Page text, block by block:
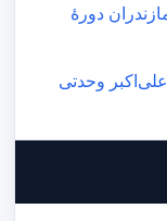
دورۀ
وحدتی